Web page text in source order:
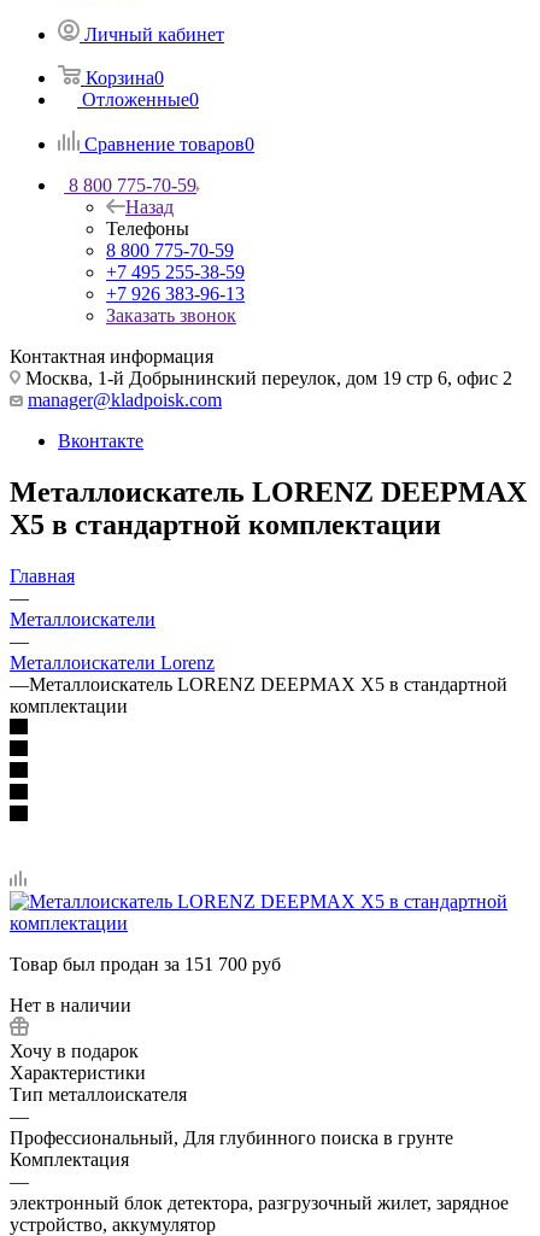
Личный кабинет
Корзина0
Отложенные0
Сравнение товаров0
8 800 775-70-59
Назад
Телефоны
8 800 775-70-59
+7 495 255-38-59
+7 926 383-96-13
Заказать звонок
Контактная информация
Москва, 1-й Добрынинский переулок, дом 19 стр 6, офис 2
manager@kladpoisk.com
Вконтакте
Металлоискатель LORENZ DEEPMAX
X5 в стандартной комплектации
Главная
—
Металлоискатели
—
Металлоискатели Lorenz
—Металлоискатель LORENZ DEEPMAX X5 в стандартной
комплектации
Товар был продан за 151 700 руб
Нет в наличии
Хочу в подарок
Характеристики
Тип металлоискателя
—
Профессиональный, Для глубинного поиска в грунте
Комплектация
—
электронный блок детектора, разгрузочный жилет, зарядное
устройство, аккумулятор